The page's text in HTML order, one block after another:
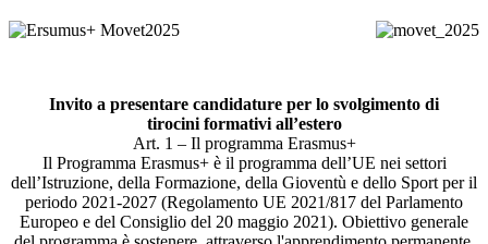
Invito a presentare candidature per lo svolgimento di
tirocini formativi all’estero
Art. 1 – Il programma Erasmus+
Il Programma Erasmus+ è il programma dell’UE nei settori
dell’Istruzione, della Formazione, della Gioventù e dello Sport per il
periodo 2021-2027 (Regolamento UE 2021/817 del Parlamento
Europeo e del Consiglio del 20 maggio 2021). Obiettivo generale